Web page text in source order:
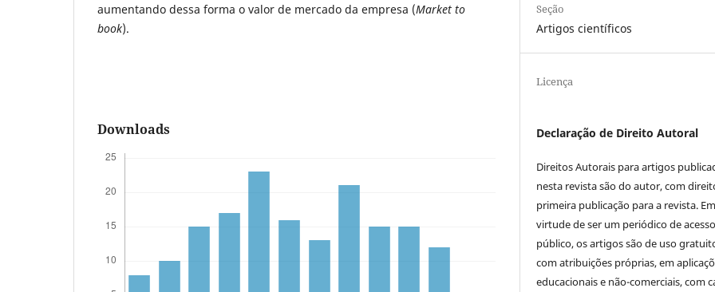
aumentando dessa forma o valor de mercado da empresa (Market to
book).
Downloads
Seção
Artigos científicos
Licença
Declaração de Direito Autoral
Direitos Autorais para artigos
nesta revista são do autor, com
primeira publicação para a revista. Em
virtude de ser um periódico de acesso
público, os artigos são de uso
com atribuições próprias, em
educacionais e não-comerciais, com